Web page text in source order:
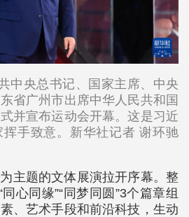
中央总书记、国家主席、中央
省广州市出席中华人民共和国
并宣布运动会开幕。这是习近
手致意。新华社记者 谢环驰
主题的文体展演拉开序幕。整
心同缘”“同梦同圆”3个篇章组
、艺术手段和前沿科技，生动